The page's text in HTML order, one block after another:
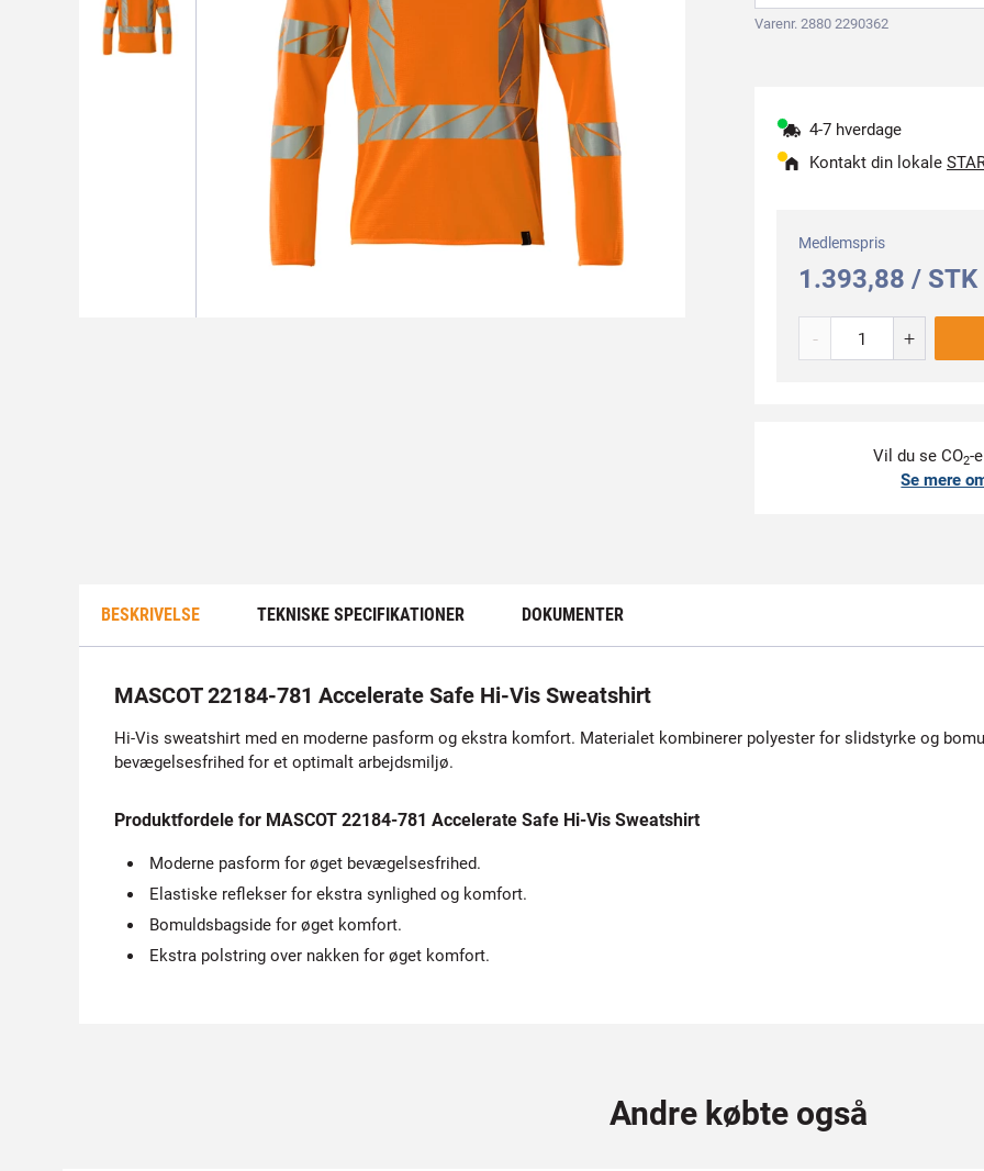
Varenr. 2880 2290362
4-7 hverdage
Kontakt din lokale
Medlemspris
1.393,88 / STK
- +
Vil du se CO2-
Se mere
BESKRIVELSE TEKNISKE SPECIFIKATIONER DOKUMENTER
MASCOT 22184-781 Accelerate Safe Hi-Vis Sweatshirt
Hi-Vis sweatshirt med en moderne pasform og ekstra komfort. Materialet kombinerer polyester for slidstyrke og
bevægelsesfrihed for et optimalt arbejdsmiljø.
Produktfordele for MASCOT 22184-781 Accelerate Safe Hi-Vis Sweatshirt
Moderne pasform for øget bevægelsesfrihed.
Elastiske reflekser for ekstra synlighed og komfort.
Bomuldsbagside for øget komfort.
Ekstra polstring over nakken for øget komfort.
Andre købte også